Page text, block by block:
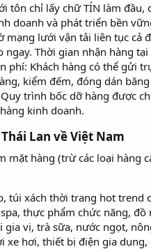
tôn chỉ lấy chữ TÍN làm
doanh và phát triển bền
mạng lưới vận tải liên tục
ngay. Thời gian nhận hàng
Khách hàng có thể gửi
kiểm đếm, đóng dán
trình bốc dỡ hàng được
kinh doanh.
Lan về Việt Nam​
mặt hàng (trừ các loại hàng
túi xách thời trang hot trend
thực phẩm chức năng, đồ
gia vị, trà sữa, nước ngọt,
xe hơi, thiết bị điện gia dụng,